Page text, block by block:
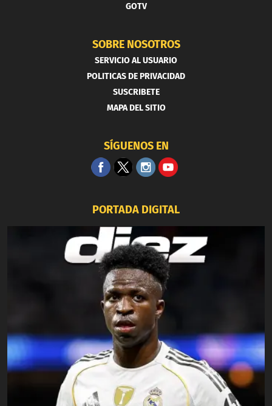
GOTV
SOBRE NOSOTROS
SERVICIO AL USUARIO
POLITICAS DE PRIVACIDAD
SUSCRIBETE
MAPA DEL SITIO
SÍGUENOS EN
PORTADA DIGITAL